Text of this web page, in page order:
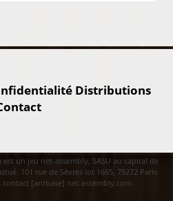
Distributions
un jeu net-assembly, SASU au capital de
101 rue de Sèvres lot 1665, 75272 Paris
contact [arobase] net-assembly.com